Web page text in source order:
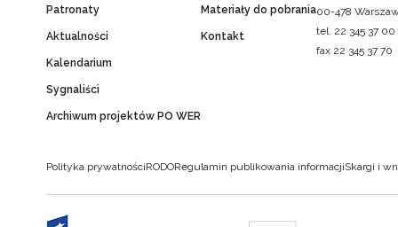
Patronaty
Aktualności
Kalendarium
Sygnaliści
Archiwum projektów PO WER
Materiały do pobrania
Kontakt
00-478
tel. 22 345 37 00
fax 22 345 37 70
Polityka prywatnościRODORegulamin publikowania informacjiSkargi i